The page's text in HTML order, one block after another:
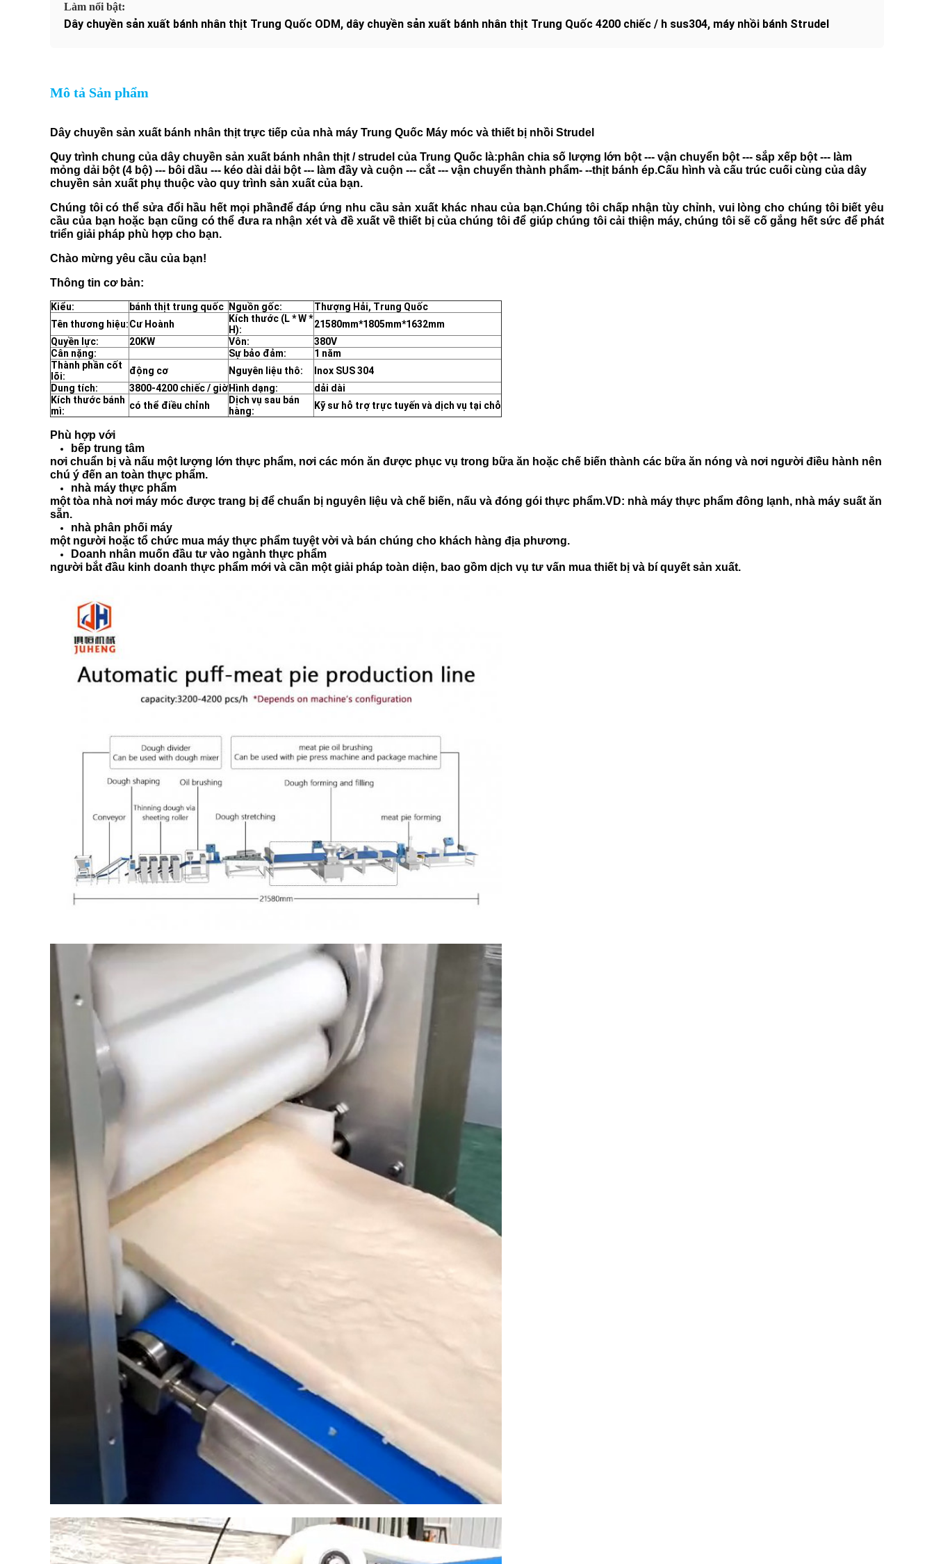
Làm nổi bật:
Dây chuyền sản xuất bánh nhân thịt Trung Quốc ODM, dây chuyền sản xuất bánh nhân thịt Trung Quốc 4200 chiếc / h sus304, máy nhồi bánh Strudel
Mô tả Sản phẩm
Dây chuyền sản xuất bánh nhân thịt trực tiếp của nhà máy Trung Quốc Máy móc và thiết bị nhồi Strudel
Quy trình chung của dây chuyền sản xuất bánh nhân thịt / strudel của Trung Quốc là:phân chia số lượng lớn bột --- vận chuyển bột --- sắp xếp bột --- làm
mỏng dải bột (4 bộ) --- bôi dầu --- kéo dài dải bột --- làm đầy và cuộn --- cắt --- vận chuyển thành phẩm- --thịt bánh ép.Cấu hình và cấu trúc cuối cùng của dây
chuyền sản xuất phụ thuộc vào quy trình sản xuất của bạn.
Chúng tôi có thể sửa đổi hầu hết mọi phầnđể đáp ứng nhu cầu sản xuất khác nhau của bạn.Chúng tôi chấp nhận tùy chỉnh, vui lòng cho chúng tôi biết yêu
cầu của bạn hoặc bạn cũng có thể đưa ra nhận xét và đề xuất về thiết bị của chúng tôi để giúp chúng tôi cải thiện máy, chúng tôi sẽ cố gắng hết sức để phát
triển giải pháp phù hợp cho bạn.
Chào mừng yêu cầu của bạn!
Thông tin cơ bản:
Kiểu: bánh thịt trung quốc Nguồn gốc:
Thượng Hải, Trung Quốc
Tên thương hiệu:Cư Hoành
Kích thước (L * W *
H):
21580mm*1805mm*1632mm
Quyền lực:
20KW Vôn:
380V
Cân nặng:
Sự bảo đảm:
1 năm
Thành phần cốt
lõi:
động cơ Nguyên liệu thô:
Inox SUS 304
Dung tích:
3800-4200 chiếc / giờ Hình dạng:
dải dài
Kích thước bánh
mì:
có thể điều chỉnh
Dịch vụ sau bán
hàng:
Kỹ sư hỗ trợ trực tuyến và dịch vụ tại chỗ
Phù hợp với
bếp trung tâm
nơi chuẩn bị và nấu một lượng lớn thực phẩm, nơi các món ăn được phục vụ trong bữa ăn hoặc chế biến thành các bữa ăn nóng và nơi người điều hành nên
chú ý đến an toàn thực phẩm.
nhà máy thực phẩm
một tòa nhà nơi máy móc được trang bị để chuẩn bị nguyên liệu và chế biến, nấu và đóng gói thực phẩm.VD: nhà máy thực phẩm đông lạnh, nhà máy suất ăn
sẵn.
nhà phân phối máy
một người hoặc tổ chức mua máy thực phẩm tuyệt vời và bán chúng cho khách hàng địa phương.
Doanh nhân muốn đầu tư vào ngành thực phẩm
người bắt đầu kinh doanh thực phẩm mới và cần một giải pháp toàn diện, bao gồm dịch vụ tư vấn mua thiết bị và bí quyết sản xuất.